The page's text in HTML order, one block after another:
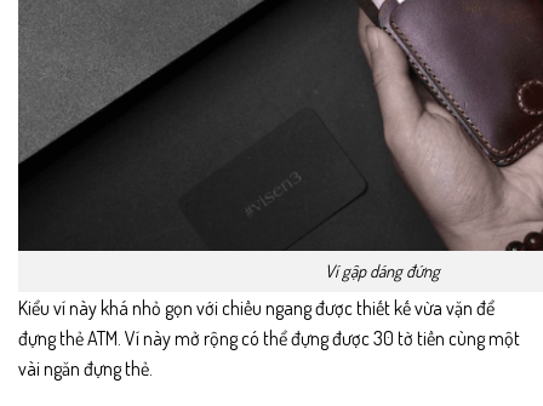
Ví gập dáng đứng
Kiểu ví này khá nhỏ gọn với chiều ngang được thiết kế vừa vặn để
đựng thẻ ATM. Ví này mở rộng có thể đựng được 30 tờ tiền cùng một
vài ngăn đựng thẻ.